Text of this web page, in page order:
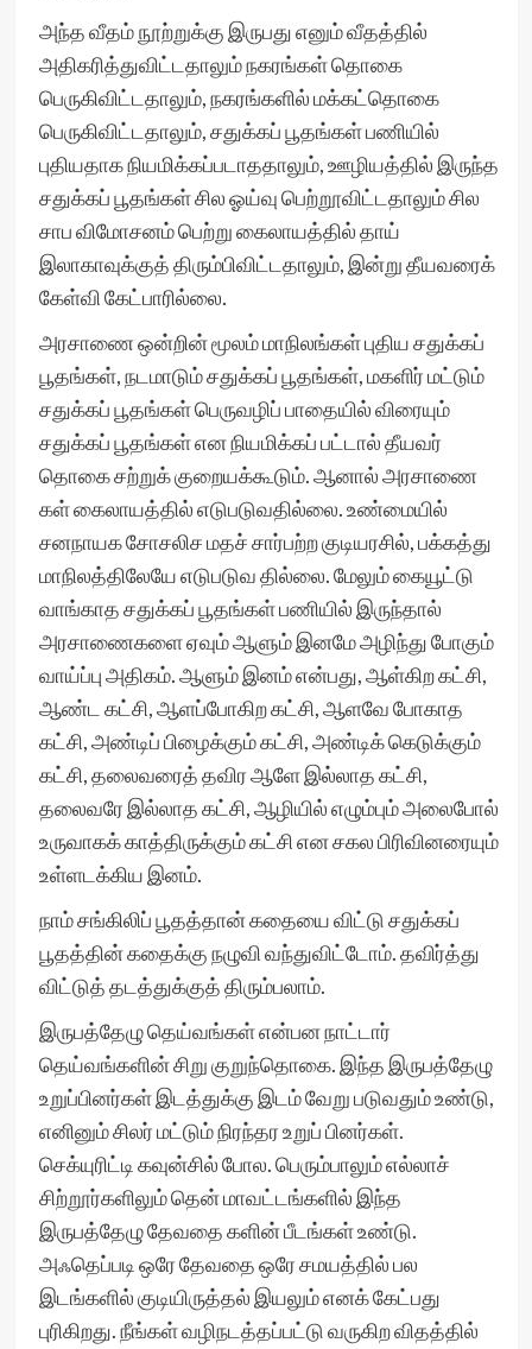
அந்த வீதம் நூற்றுக்கு இருபது எனும் வீதத்தில்
அதிகரித்துவிட்டதாலும் நகரங்கள் தொகை
பெருகிவிட்டதாலும், நகரங்களில் மக்கட்தொகை
பெருகிவிட்டதாலும், சதுக்கப் பூதங்கள் பணியில்
புதியதாக நியமிக்கப்படாததாலும், ஊழியத்தில் இருந்த
சதுக்கப் பூதங்கள் சில ஓய்வு பெற்றூவிட்டதாலும் சில
சாப விமோசனம் பெற்று கைலாயத்தில் தாய்
இலாகாவுக்குத் திரும்பிவிட்டதாலும், இன்று தீயவரைக்
கேள்வி கேட்பாரில்லை.
அரசாணை ஒன்றின் மூலம் மாநிலங்கள் புதிய சதுக்கப்
பூதங்கள், நடமாடும் சதுக்கப் பூதங்கள், மகளிர் மட்டும்
சதுக்கப் பூதங்கள் பெருவழிப் பாதையில் விரையும்
சதுக்கப் பூதங்கள் என நியமிக்கப் பட்டால் தீயவர்
தொகை சற்றுக் குறையக்கூடும். ஆனால் அரசாணை
கள் கைலாயத்தில் எடுபடுவதில்லை. உண்மையில்
சனநாயக சோசலிச மதச் சார்பற்ற குடியரசில், பக்கத்து
மாநிலத்திலேயே எடுபடுவ தில்லை. மேலும் கையூட்டு
வாங்காத சதுக்கப் பூதங்கள் பணியில் இருந்தால்
அரசாணைகளை ஏவும் ஆளும் இனமே அழிந்து போகும்
வாய்ப்பு அதிகம். ஆளும் இனம் என்பது, ஆள்கிற கட்சி,
ஆண்ட கட்சி, ஆளப்போகிற கட்சி, ஆளவே போகாத
கட்சி, அண்டிப் பிழைக்கும் கட்சி, அண்டிக் கெடுக்கும்
கட்சி, தலைவரைத் தவிர ஆளே இல்லாத கட்சி,
தலைவரே இல்லாத கட்சி, ஆழியில் எழும்பும் அலைபோல்
உருவாகக் காத்திருக்கும் கட்சி என சகல பிரிவினரையும்
உள்ளடக்கிய இனம்.
நாம் சங்கிலிப் பூதத்தான் கதையை விட்டு சதுக்கப்
பூதத்தின் கதைக்கு நழுவி வந்துவிட்டோம். தவிர்த்து
விட்டுத் தடத்துக்குத் திரும்பலாம்.
இருபத்தேழு தெய்வங்கள் என்பன நாட்டார்
தெய்வங்களின் சிறு குறுந்தொகை. இந்த இருபத்தேழு
உறுப்பினர்கள் இடத்துக்கு இடம் வேறு படுவதும் உண்டு,
எனினும் சிலர் மட்டும் நிரந்தர உறுப் பினர்கள்.
செக்யுரிட்டி கவுன்சில் போல. பெரும்பாலும் எல்லாச்
சிற்றூர்களிலும் தென் மாவட்டங்களில் இந்த
இருபத்தேழு தேவதை களின் பீடங்கள் உண்டு.
அஃதெப்படி ஒரே தேவதை ஒரே சமயத்தில் பல
இடங்களில் குடியிருத்தல் இயலும் எனக் கேட்பது
புரிகிறது. நீங்கள் வழிநடத்தப்பட்டு வருகிற விதத்தில்